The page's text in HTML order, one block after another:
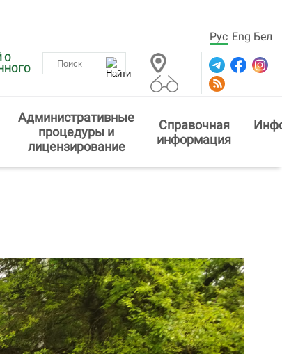
Рус Eng Бел
О
Административные
процедуры и
лицензирование
Справочная
информация